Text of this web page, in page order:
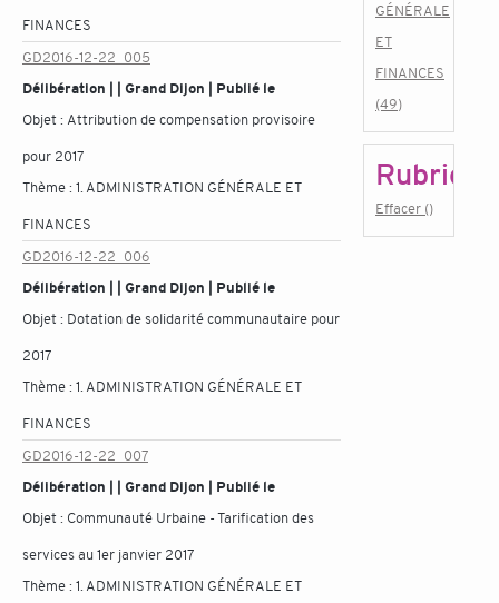
FINANCES
GD2016-12-22_005
Délibération | | Grand Dijon | Publié le
Objet : Attribution de compensation provisoire
pour 2017
Thème :1. ADMINISTRATION GÉNÉRALE ET
FINANCES
GD2016-12-22_006
Délibération | | Grand Dijon | Publié le
Objet : Dotation de solidarité communautaire pour
2017
Thème :1. ADMINISTRATION GÉNÉRALE ET
FINANCES
GD2016-12-22_007
Délibération | | Grand Dijon | Publié le
Objet : Communauté Urbaine - Tarification des
services au 1er janvier 2017
Thème :1. ADMINISTRATION GÉNÉRALE ET
GÉNÉRALE
ET
FINANCES
(49)
Rubrique
Effacer ()